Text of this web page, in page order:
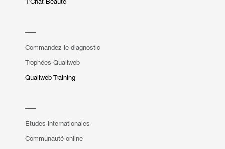
T'Chat Beauté
Commandez le diagnostic
Trophées Qualiweb
Qualiweb Training
Etudes internationales
Communauté online